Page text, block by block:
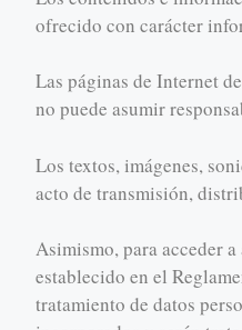
ofrecido con carácter
Las páginas de Internet
no puede asumir
Los textos, imágenes,
acto de transmisión,
Asimismo, para acceder
establecido en el
tratamiento de datos